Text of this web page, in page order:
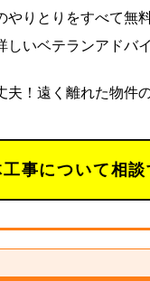
やりとりをすべて無
しいベテランアドバ
夫！遠く離れた物件
事について相談